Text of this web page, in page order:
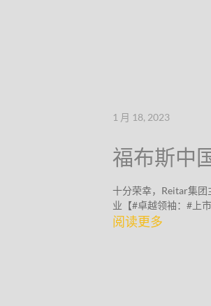
1 月 18, 2023
福布斯中
十分荣幸，Reitar集
业【#卓越领袖：#上
阅读更多